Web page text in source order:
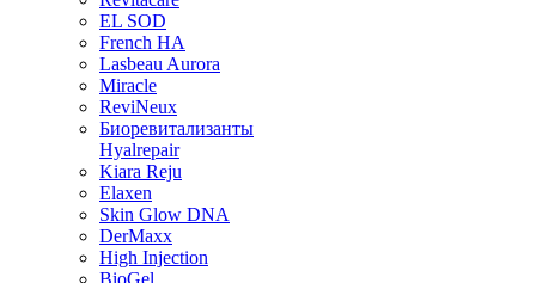
EL SOD
French HA
Lasbeau Aurora
Miracle
ReviNeux
Биоревитализанты
Hyalrepair
Kiara Reju
Elaxen
Skin Glow DNA
DerMaxx
High Injection
BioGel